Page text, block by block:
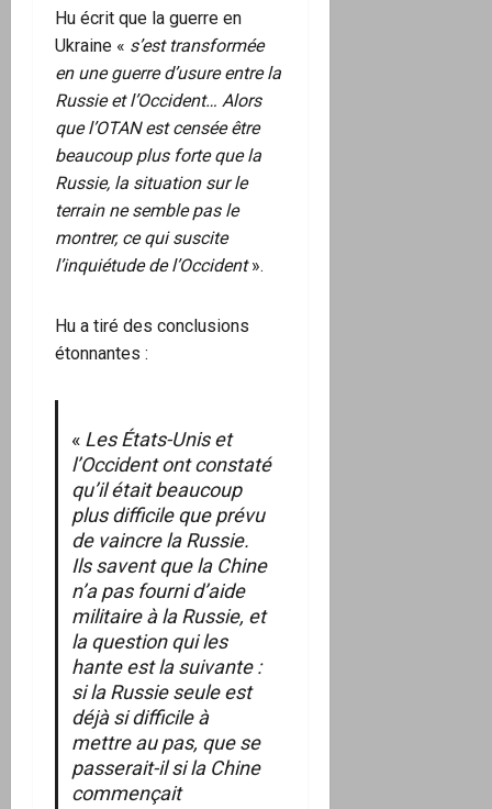
Hu écrit que la guerre en
Ukraine « s’est transformée
en une guerre d’usure entre la
Russie et l’Occident… Alors
que l’OTAN est censée être
beaucoup plus forte que la
Russie, la situation sur le
terrain ne semble pas le
montrer, ce qui suscite
l’inquiétude de l’Occident».
Hu a tiré des conclusions
étonnantes :
« Les États-Unis et
l’Occident ont constaté
qu’il était beaucoup
plus difficile que prévu
de vaincre la Russie.
Ils savent que la Chine
n’a pas fourni d’aide
militaire à la Russie, et
la question qui les
hante est la suivante :
si la Russie seule est
déjà si difficile à
mettre au pas, que se
passerait-il si la Chine
commençait